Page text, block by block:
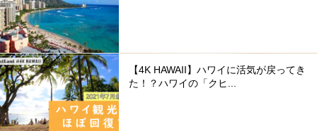
【4K HAWAII】ハワイに活気が戻ってき
た！？ハワイの「クヒ...